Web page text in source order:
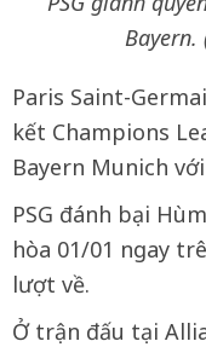
Bayern.
Paris Saint-
kết Champions
Bayern Munich
PSG đánh bại
hòa 01/01 ngay
lượt về.
Ở trận đấu tại